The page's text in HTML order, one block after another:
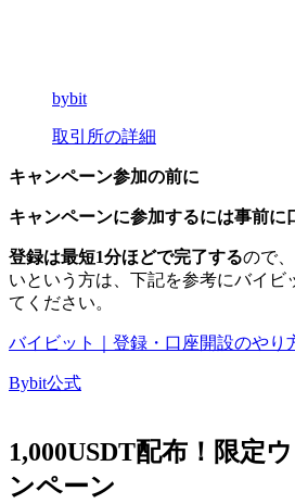
bybit
取引所の詳細
キャンペーン参加の前に
キャンペーンに参加するには事前に
登録は最短1分ほどで完了するので
いという方は、下記を参考にバイビ
てください。
バイビット｜登録・口座開設のやり
Bybit公式
1,000USDT配布！限定
ンペーン